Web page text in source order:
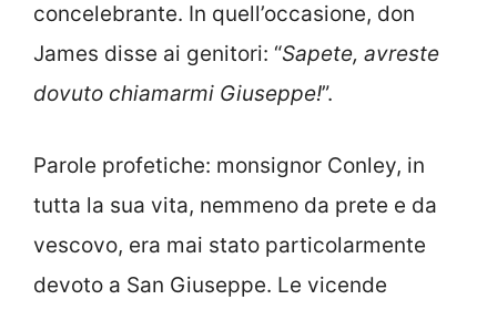
concelebrante. In quell’occasione, don
James disse ai genitori: “Sapete, avreste
dovuto chiamarmi Giuseppe!”.
Parole profetiche: monsignor Conley, in
tutta la sua vita, nemmeno da prete e da
vescovo, era mai stato particolarmente
devoto a San Giuseppe. Le vicende